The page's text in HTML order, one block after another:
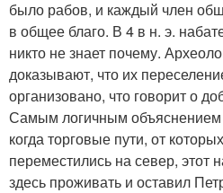
было рабов, и каждый член
в общее благо. В 4 в н. э.
никто не знает почему.
доказывают, что их
организовано, что говорит о
Самым логичным объяснением
когда торговые пути, от
переместились на север, этот
здесь проживать и оставил